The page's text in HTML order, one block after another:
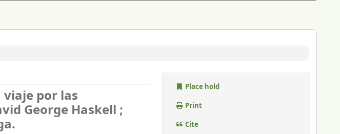
viaje por las
George Haskell ;
Place hold
Print
Cite